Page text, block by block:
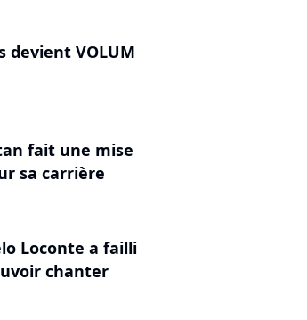
devient VOLUM
fait une mise
sa carrière
Loconte a failli
chanter